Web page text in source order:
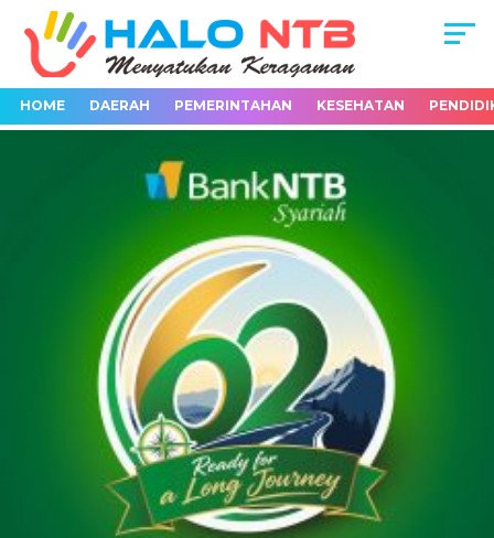
HOME DAERAH PEMERINTAHAN KESEHATAN